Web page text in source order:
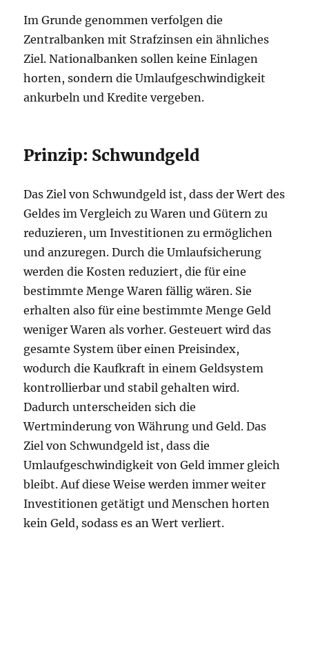
Im Grunde genommen verfolgen die
Zentralbanken mit Strafzinsen ein ähnliches
Ziel. Nationalbanken sollen keine Einlagen
horten, sondern die Umlaufgeschwindigkeit
ankurbeln und Kredite vergeben.
Prinzip: Schwundgeld
Das Ziel von Schwundgeld ist, dass der Wert des
Geldes im Vergleich zu Waren und Gütern zu
reduzieren, um Investitionen zu ermöglichen
und anzuregen. Durch die Umlaufsicherung
werden die Kosten reduziert, die für eine
bestimmte Menge Waren fällig wären. Sie
erhalten also für eine bestimmte Menge Geld
weniger Waren als vorher. Gesteuert wird das
gesamte System über einen Preisindex,
wodurch die Kaufkraft in einem Geldsystem
kontrollierbar und stabil gehalten wird.
Dadurch unterscheiden sich die
Wertminderung von Währung und Geld. Das
Ziel von Schwundgeld ist, dass die
Umlaufgeschwindigkeit von Geld immer gleich
bleibt. Auf diese Weise werden immer weiter
Investitionen getätigt und Menschen horten
kein Geld, sodass es an Wert verliert.